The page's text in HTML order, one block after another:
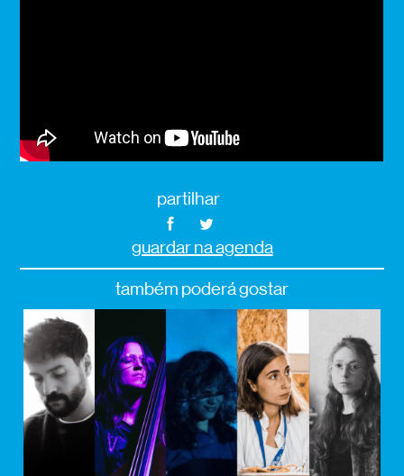
partilhar
guardar na agenda
também poderá gostar